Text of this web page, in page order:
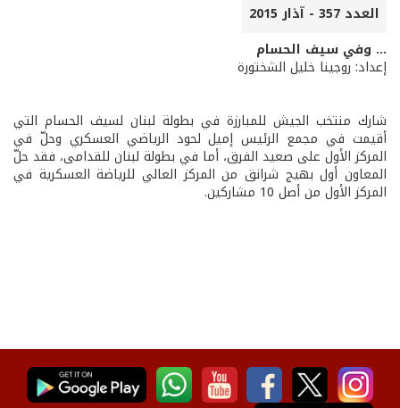
العدد 357 - آذار 2015
... وفي سيف الحسام
إعداد: روجينا خليل الشختورة
شارك منتخب الجيش للمبارزة في بطولة لبنان لسيف الحسام التي
أقيمت في مجمع الرئيس إميل لحود الرياضي العسكري وحلّ في
المركز الأول على صعيد الفرق، أما في بطولة لبنان للقدامى، فقد حلّ
المعاون أول بهيج شرانق من المركز العالي للرياضة العسكرية في
المركز الأول من أصل 10 مشاركين.